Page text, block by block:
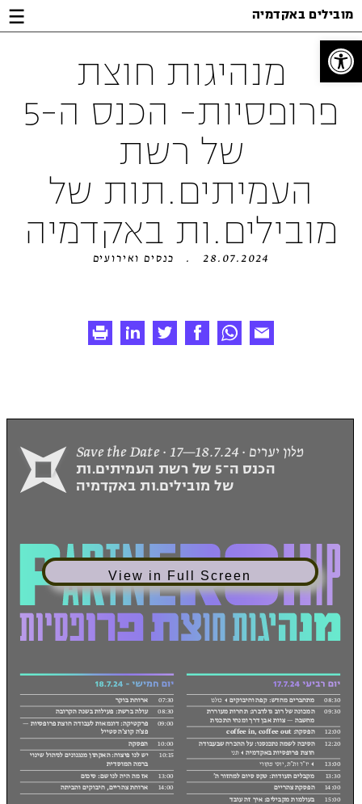
פתח סרגל נגישות
Jump
to
Content
Jump
to
main
menu
Jump
to
footer
מובילים באקדמיה
מנהיגות חוצת
פרופסיות- הכנס ה-5
של רשת
העמיתים.תות של
מובילים.ות באקדמיה
28.07.2024 כנסים ואירועים
View in Full Screen